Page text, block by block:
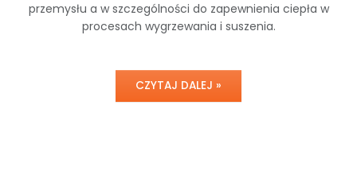
przemysłu a w szczególności do zapewnienia ciepła w
procesach wygrzewania i suszenia.
CZYTAJ DALEJ »